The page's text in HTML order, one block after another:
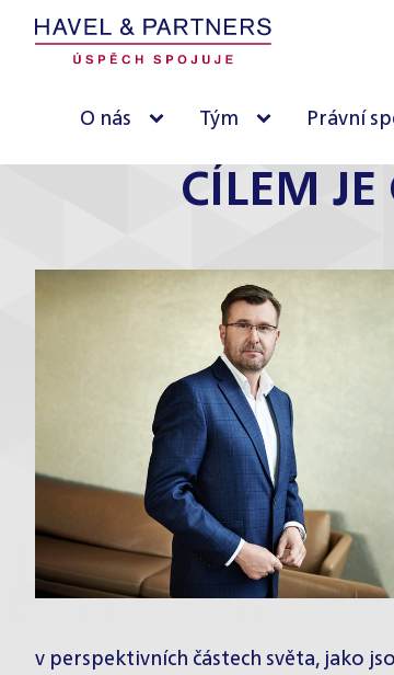
O nás Tým Právní
CÍLEM
v perspektivních částech světa, jako